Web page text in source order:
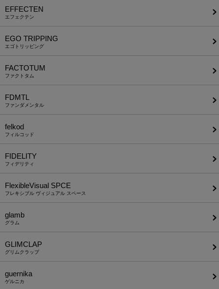
EFFECTEN
エフェクテン
EGO TRIPPING
エゴトリッピング
FACTOTUM
ファクトタム
FDMTL
ファンダメンタル
felkod
フィルコッド
FIDELITY
フィデリティ
FlexibleVisual SPCE
フレキシブル ヴィジュアル スペース
glamb
グラム
GLIMCLAP
グリムクラップ
guernika
ゲルニカ